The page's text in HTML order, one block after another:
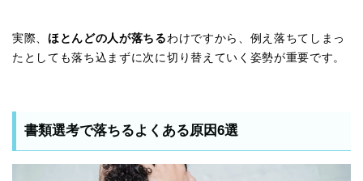
実際、ほとんどの人が落ちる わけですから、例え落ちてしまっ
たとしても落ち込まずに次に切り替えていく姿勢が重要です。
書類選考で落ちるよくある原因6選